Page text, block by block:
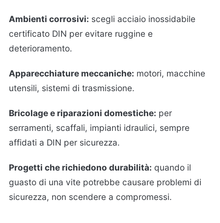
Ambienti corrosivi: scegli acciaio inossidabile
certificato DIN per evitare ruggine e
deterioramento.
Apparecchiature meccaniche: motori, macchine
utensili, sistemi di trasmissione.
Bricolage e riparazioni domestiche: per
serramenti, scaffali, impianti idraulici, sempre
affidati a DIN per sicurezza.
Progetti che richiedono durabilità: quando il
guasto di una vite potrebbe causare problemi di
sicurezza, non scendere a compromessi.